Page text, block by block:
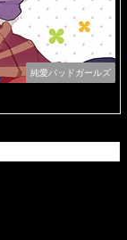
純愛バッドガールズ